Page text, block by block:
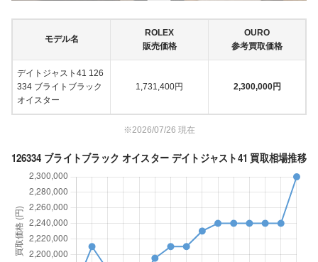
モデル名
ROLEX
販売価格
OURO
参考買取価格
デイトジャスト41 126
334 ブライトブラック
オイスター
1,731,400円 2,300,000円
※2026/07/26 現在